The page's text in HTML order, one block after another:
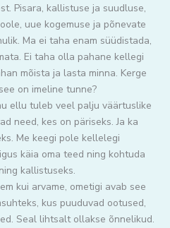
Pisara, kallistuse ja suudluse,
uue kogemuse ja põnevate
Ma ei taha enam süüdistada,
Ei taha olla pahane kellegi
mõista ja lasta minna. Kerge
on imeline tunne?
ellu tuleb veel palju väärtuslike
need, kes on päriseks. Ja ka
Me keegi pole kellelegi
käia oma teed ning kohtuda
kallistuseks.
kui arvame, ometigi avab see
kus puuduvad ootused,
Seal lihtsalt ollakse õnnelikud.